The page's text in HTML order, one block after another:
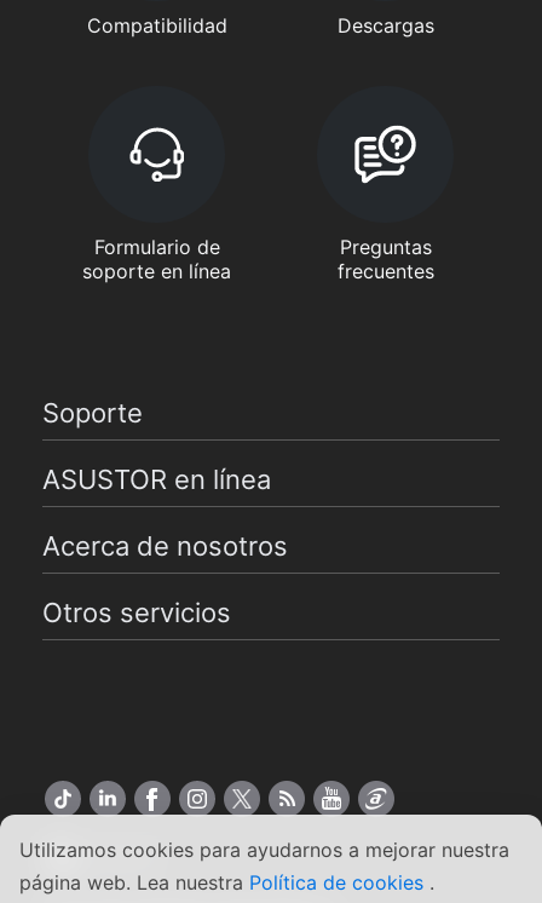
Utilizamos cookies para ayudarnos a mejorar nuestra
página web. Lea nuestra Política de cookies .
Compatibilidad Descargas
Formulario de
soporte en línea
Preguntas
frecuentes
Soporte
ASUSTOR en línea
Acerca de nosotros
Otros servicios
Español